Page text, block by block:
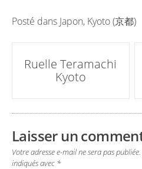
Posté dans Japon, Kyoto (京都)
Poste
navigation
Ruelle Teramachi
Kyoto
Laisser un
Votre adresse e-mail ne sera pas publiée.
indiqués avec *